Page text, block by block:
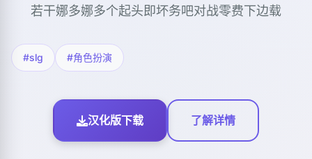
若干娜多娜多个起头即坏务吧对战零费下边载
#slg #角色扮演
汉化版下载 了解详情